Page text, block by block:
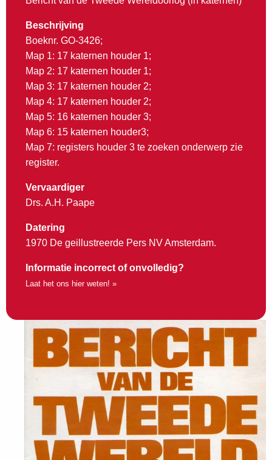
Beschrijving
Boeknr. GO-3426;
Map 1: 17 katernen houder 1;
Map 2: 17 katernen houder 1;
Map 3: 17 katernen houder 2;
Map 4: 17 katernen houder 2;
Map 5: 16 katernen houder 3;
Map 6: 15 katernen houder3;
Map 7: registers houder 3 te zoeken onderwerp zie
register.
Vervaardiger
Drs. A.H. Paape
Datering
1970 De geillustreerde Pers NV Amsterdam.
Informatie incorrect of onvolledig?
Laat het ons hier weten! »